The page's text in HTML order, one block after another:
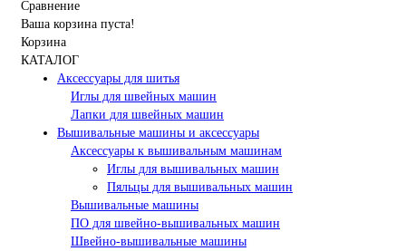
Сравнение
Ваша корзина пуста!
Корзина
КАТАЛОГ
Аксессуары для шитья
Иглы для швейных машин
Лапки для швейных машин
Вышивальные машины и аксессуары
Аксессуары к вышивальным машинам
Иглы для вышивальных машин
Пяльцы для вышивальных машин
Вышивальные машины
ПО для швейно-вышивальных машин
Швейно-вышивальные машины